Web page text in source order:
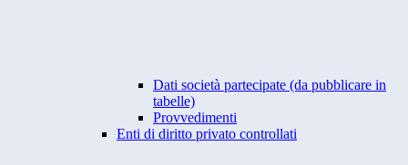
Dati società partecipate (da pubblicare in
tabelle)
Provvedimenti
Enti di diritto privato controllati